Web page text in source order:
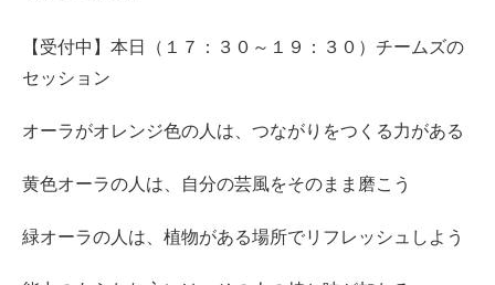
【受付中】本日（１７：３０～１９：３０）チームズの
セッション
オーラがオレンジ色の人は、つながりをつくる力がある
黄色オーラの人は、自分の芸風をそのまま磨こう
緑オーラの人は、植物がある場所でリフレッシュしよう